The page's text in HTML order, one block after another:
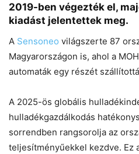
2019-ben végezték el,
kiadást jelentettek meg.
A Sensoneo világszerte 87
Magyarországon is, ahol a
automaták egy részét
A 2025-ös globális
hulladékgazdálkodás
sorrendben rangsorolja az
teljesítményűekkel kezdve. Ez